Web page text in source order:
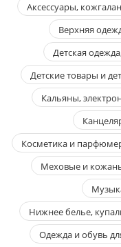
Аксессуары,
Верхняя
Детская
Детские товары и
Кальяны,
Косметика и
Меховые и
Нижнее белье,
Одежда и обувь